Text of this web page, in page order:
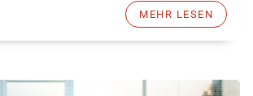
MEHR LESEN